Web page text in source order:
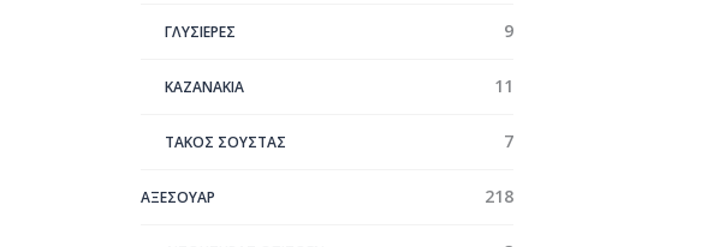
ΓΛΥΣΙΕΡΕΣ 9
ΚΑΖΑΝΑΚΙΑ 11
ΤΑΚΟΣ ΣΟΥΣΤΑΣ 7
ΑΞΕΣΟΥΑΡ 218